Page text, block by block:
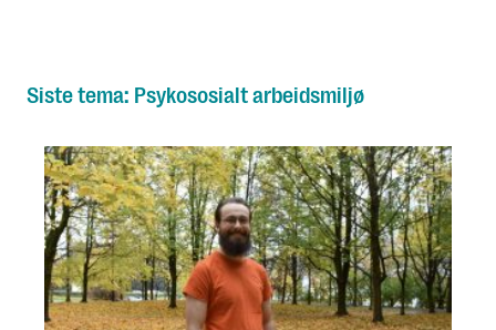
Siste tema: Psykososialt arbeidsmiljø